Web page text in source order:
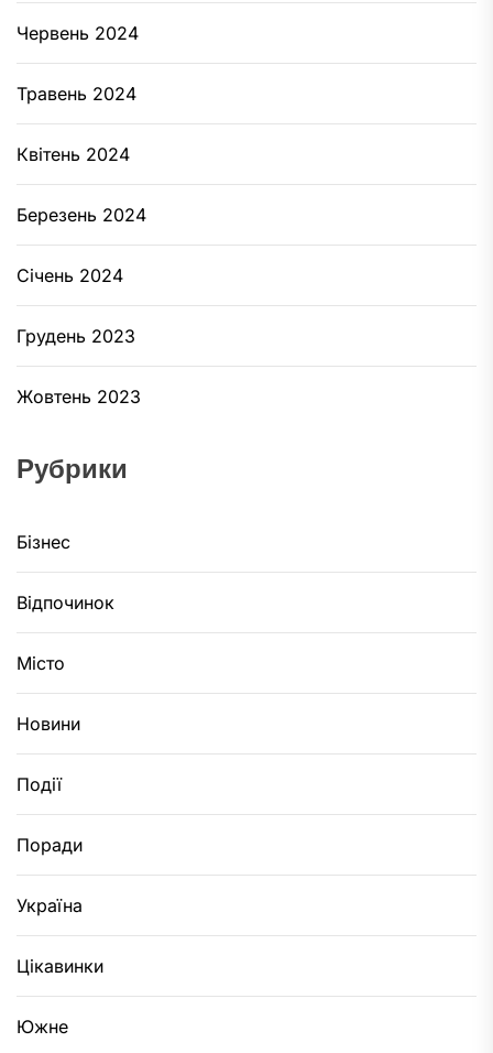
Червень 2024
Травень 2024
Квітень 2024
Березень 2024
Січень 2024
Грудень 2023
Жовтень 2023
Рубрики
Бізнес
Відпочинок
Місто
Новини
Події
Поради
Україна
Цікавинки
Южне